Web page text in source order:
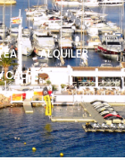
> ALQUILER
CALPE